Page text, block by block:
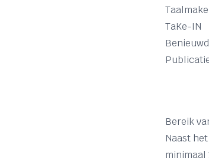
TaKe-IN
Bereik
Naast
minimaal